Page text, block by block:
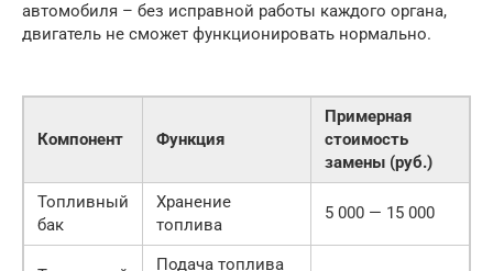
автомобиля – без исправной работы каждого органа,
двигатель не сможет функционировать нормально.
Компонент Функция
Примерная
стоимость
замены (руб.)
Топливный
бак
Хранение
топлива
5 000 — 15 000
Подача топлива